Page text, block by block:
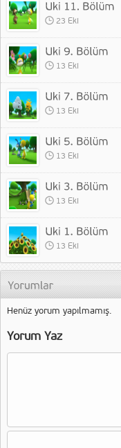
23 Eki
13 Eki
13 Eki
13 Eki
13 Eki
13 Eki
Henüz yorum yapılmamış.
Yorum Yaz